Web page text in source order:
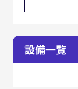
設備一覧